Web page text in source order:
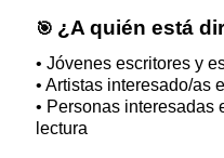
🎯 ¿A quién está
• Jóvenes escritores y
• Artistas interesado/as
• Personas interesadas
lectura